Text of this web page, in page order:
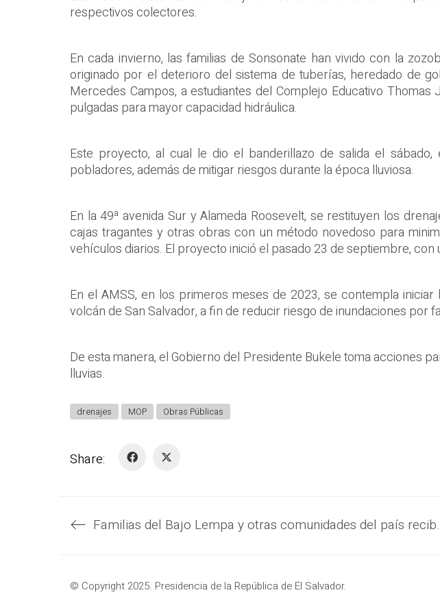
respectivos colectores.
En cada invierno, las familias de Sonsonate han vivido con la
originado por el deterioro del sistema de tuberías, heredado de
Mercedes Campos, a estudiantes del Complejo Educativo
pulgadas para mayor capacidad hidráulica.
Este proyecto, al cual le dio el banderillazo de salida el
pobladores, además de mitigar riesgos durante la época lluviosa.
En la 49ª avenida Sur y Alameda Roosevelt, se restituyen los
cajas tragantes y otras obras con un método novedoso para
vehículos diarios. El proyecto inició el pasado 23 de septiembre, con
En el AMSS, en los primeros meses de 2023, se contempla
volcán de San Salvador, a fin de reducir riesgo de inundaciones por
De esta manera, el Gobierno del Presidente Bukele toma acciones
lluvias.
drenajes MOP Obras Públicas
Share:
Familias del Bajo
© Copyright 2025. Presidencia de la República de El Salvador.